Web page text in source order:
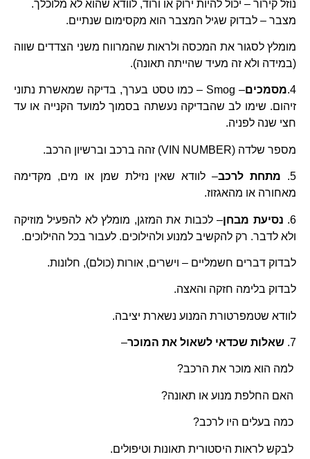
נוזל קירור – יכול להיות ירוק או ורוד, לוודא שהוא לא מלוכלך.
מצבר – לבדוק שגיל המצבר הוא מקסימום שנתיים.
מומלץ לסגור את המכסה ולראות שהמרווח משני הצדדים שווה
(במידה ולא זה מעיד שהייתה תאונה).
4. מסמכים
– Smog – כמו טסט בערך, בדיקה שמאשרת נתוני
זיהום. שימו לב שהבדיקה נעשתה בסמוך למועד הקנייה או עד
חצי שנה לפניה.
מספר שלדה (VIN NUMBER) זהה ברכב וברשיון הרכב.
5. מתחת לרכב– לוודא שאין נזילת שמן או מים, מקדימה
מאחורה או מהאגזוז.
6. נסיעת מבחן– לכבות את המזגן, מומלץ לא להפעיל מוזיקה
ולא לדבר. רק להקשיב למנוע ולהילוכים. לעבור בכל ההילוכים.
לבדוק דברים חשמליים – וישרים, אורות (כולם), חלונות.
לבדוק בלימה חזקה והאצה.
לוודא שטמפרטורת המנוע נשארת יציבה.
7. שאלות שכדאי לשאול את המוכר–
למה הוא מוכר את הרכב?
האם החלפת מנוע או תאונה?
כמה בעלים היו לרכב?
לבקש לראות היסטורית תאונות וטיפולים.